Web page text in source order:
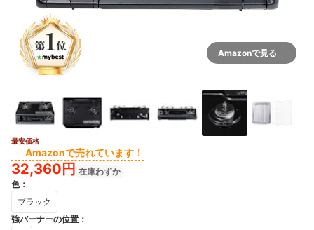
Amazonで見る
最安価格
Amazonで売れています！
32,360円 在庫わずか
色：
ブラック
強バーナーの位置 ：